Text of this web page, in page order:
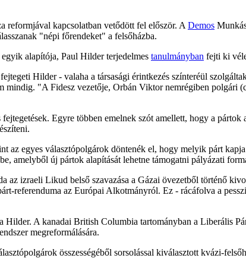
reformjával kapcsolatban vetődött fel először. A Demos
"népi főrendeket" a felsőházba.
alapítója, Paul Hilder terjedelmes tanulmányban fejti ki
Hilder - valaha a társasági érintkezés színteréül
mindig. "A Fidesz vezetője, Orbán Viktor nemrégiben polgári
Egyre többen emelnek szót amellett, hogy a
az egyes választópolgárok döntenék el, hogy melyik párt
amelyből új pártok alapítását lehetne támogatni pályázati
izraeli Likud belső szavazása a Gázai övezetből történő
referenduma az Európai Alkotmányról. Ez - rácáfolva a
Hilder. A kanadai British Columbia tartományban a Liberális
megreformálására.
összességéből sorsolással kiválasztott kvázi-